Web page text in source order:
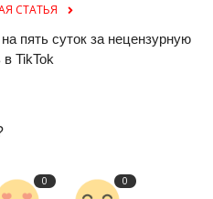
СТАТЬЯ
пять суток за нецензурную
TikTok
0 0